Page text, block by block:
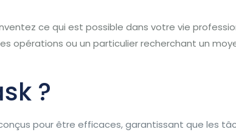
ce qui est possible dans votre vie
opérations ou un particulier recherchant un
?
pour être efficaces, garantissant que les